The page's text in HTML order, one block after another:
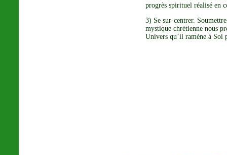
progrès spirituel réalisé en
3) Se sur-centrer.
mystique chrétienne nous
Univers qu’il ramène à Soi